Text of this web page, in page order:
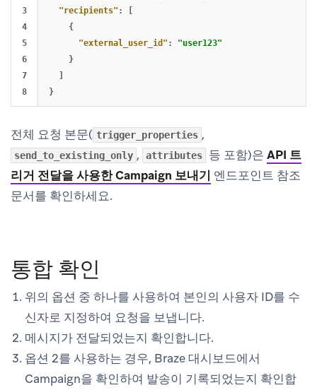
3
4
5
6
7
"recipients" :
[
{
"external_user_id" :
"user123"
}
]
}
전체 요청 본문( trigger_properties ,
send_to_existing_only , attributes 등 포함)은 API 트
리거 전달을 사용한 Campaign 보내기 엔드포인트 참조
문서를 확인하세요.
통합 확인
위의 옵션 중 하나를 사용하여 본인의 사용자 ID를 수
신자로 지정하여 요청을 보냅니다.
메시지가 전달되었는지 확인합니다.
옵션 2를 사용하는 경우, Braze 대시보드에서
Campaign을 확인하여 발송이 기록되었는지 확인합